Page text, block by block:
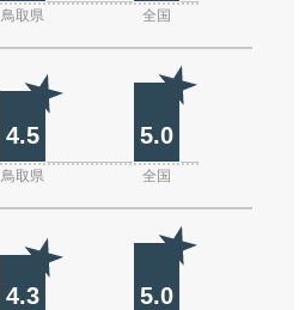
鳥取県 全国
4.5 5.0
鳥取県 全国
4.3 5.0